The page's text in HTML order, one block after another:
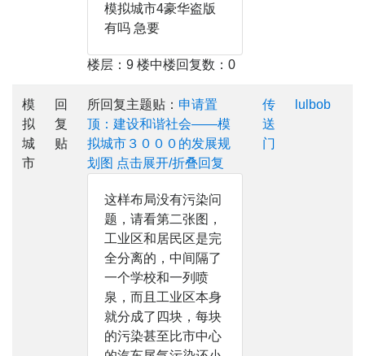
模拟城市4豪华盗版
有吗 急要
楼层：9 楼中楼回复数：0
模
拟
城
市
回
复
贴
所回复主题贴： 申请置
顶：建设和谐社会——模
拟城市３０００的发展规
划图 点击展开/折叠回复
这样布局没有污染问
题，请看第二张图，
工业区和居民区是完
全分离的，中间隔了
一个学校和一列喷
泉，而且工业区本身
就分成了四块，每块
的污染甚至比市中心
传
送
门
lulbob